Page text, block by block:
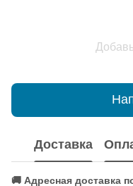
Доставка
🚚 Адресная доставка